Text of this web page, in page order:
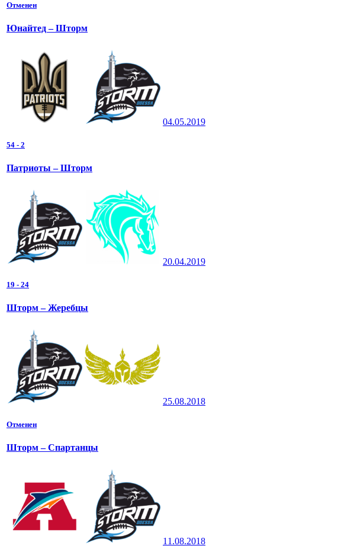
Отменен
Юнайтед – Шторм
04.05.2019
54 - 2
Патриоты – Шторм
20.04.2019
19 - 24
Шторм – Жеребцы
25.08.2018
Отменен
Шторм – Спартанцы
11.08.2018